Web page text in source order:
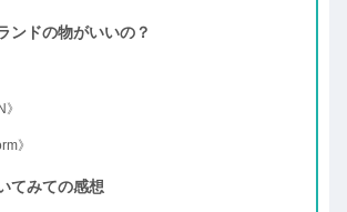
ンドの物がいいの？
》
てみての感想